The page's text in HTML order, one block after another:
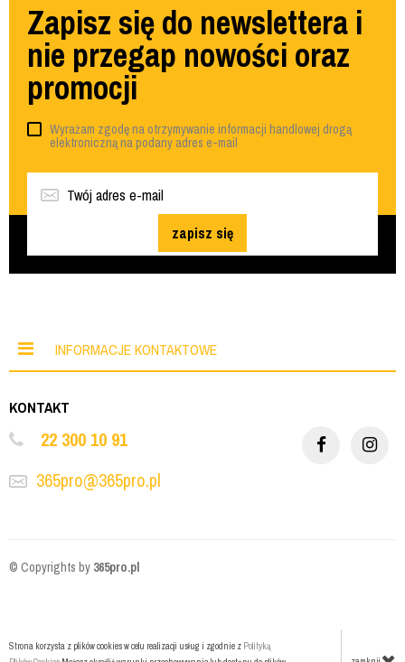
Zapisz się do newslettera i
nie przegap nowości oraz
promocji
Wyrażam zgodę na otrzymywanie informacji handlowej drogą
elektroniczną na podany adres e-mail
zapisz się
INFORMACJE KONTAKTOWE
KONTAKT
22 300 10 91
365pro@365pro.pl
© Copyrights by 365pro.pl
Strona korzysta z plików cookies w celu realizacji usług i zgodnie z Polityką